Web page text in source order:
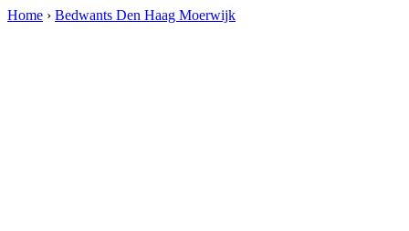
Home › Bedwants Den Haag Moerwijk